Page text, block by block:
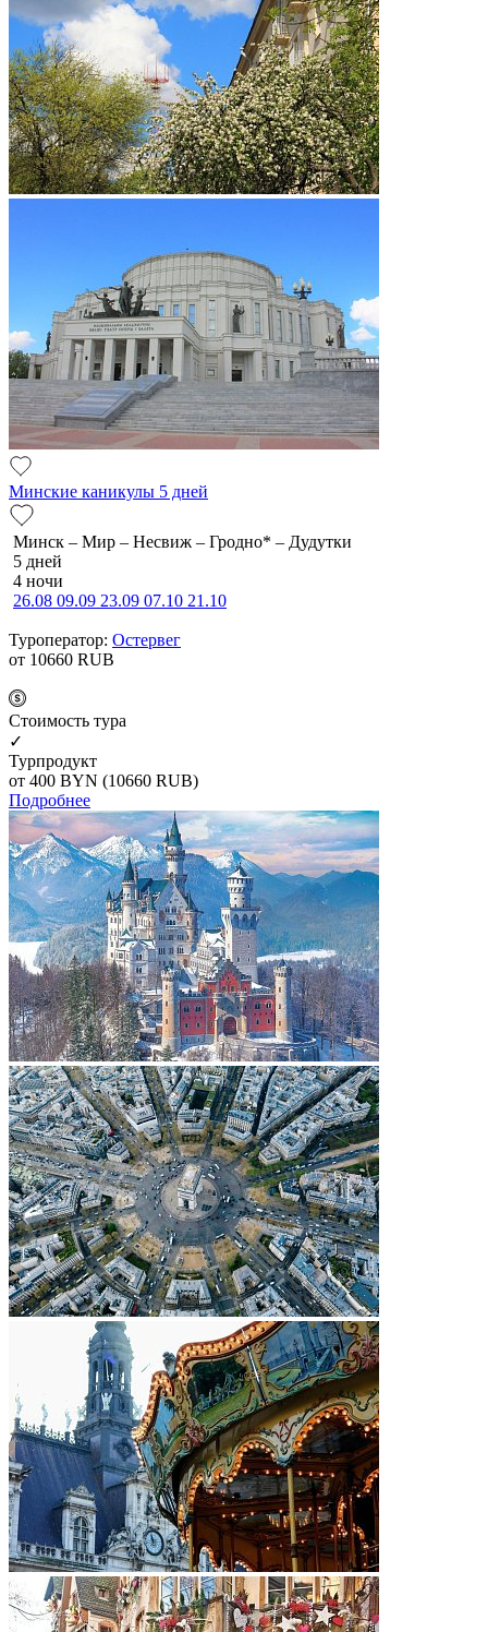
Минские каникулы 5 дней
Минск – Мир – Несвиж – Гродно* – Дудутки
5 дней
4 ночи
26.08 09.09 23.09 07.10 21.10
Туроператор: Остервег
от 10660 RUB
Cтоимость тура
✓
Турпродукт
от 400 BYN (10660 RUB)
Подробнее